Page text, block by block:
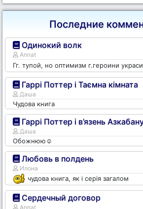
Последние
Одинокий волк
Annat
Гг. тупой, но оптимизм г.героини
Гаррі Поттер і Таємна кімната
Даша
Чудова книга
Гаррі Поттер і в’язень
Даша
Обожнюю☺️
Любовь в полдень
Илона
чудова книга, як і серія загалом
Сердечный договор
Annat